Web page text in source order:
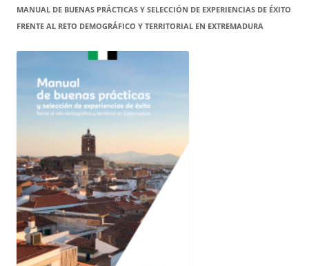
MANUAL DE BUENAS PRÁCTICAS Y SELECCIÓN DE EXPERIENCIAS DE ÉXITO
FRENTE AL RETO DEMOGRÁFICO Y TERRITORIAL EN EXTREMADURA